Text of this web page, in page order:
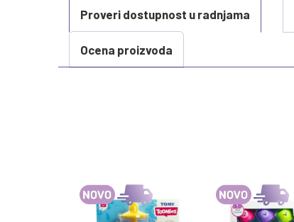
Proveri dostupnost u radnjama
Ocena proizvoda
Brend